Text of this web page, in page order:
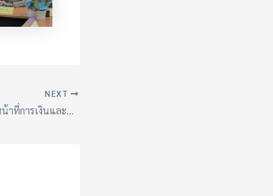
NEXT
การอบรมพัฒนาเจ้าหน้าที่การเงินและพัสดุโรงเรียน “กลุ่มโรงเรียนมออีแดง”